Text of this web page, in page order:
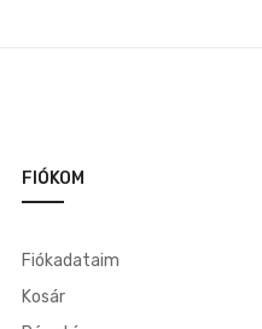
FIÓKOM
Fiókadataim
Kosár